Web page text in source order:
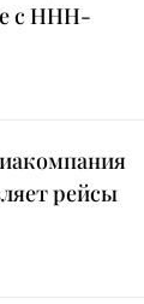
с ННН-
рейсы